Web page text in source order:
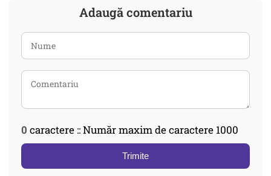
Adaugă comentariu
0 caractere :: Număr maxim de caractere 1000
Trimite